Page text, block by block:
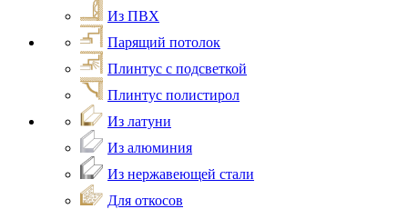
Из ПВХ
Парящий потолок
Плинтус с подсветкой
Плинтус полистирол
Из латуни
Из алюминия
Из нержавеющей стали
Для откосов